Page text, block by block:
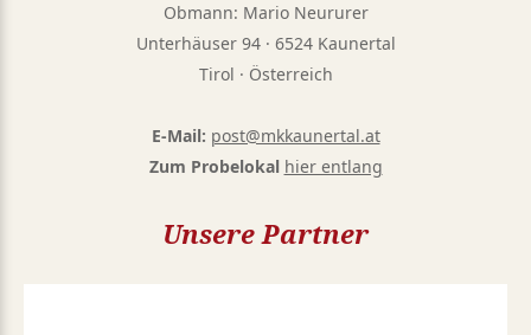
Obmann: Mario Neururer
Unterhäuser 94 · 6524 Kaunertal
Tirol · Österreich
E-Mail: post@mkkaunertal.at
Zum Probelokal hier entlang
Unsere Partner